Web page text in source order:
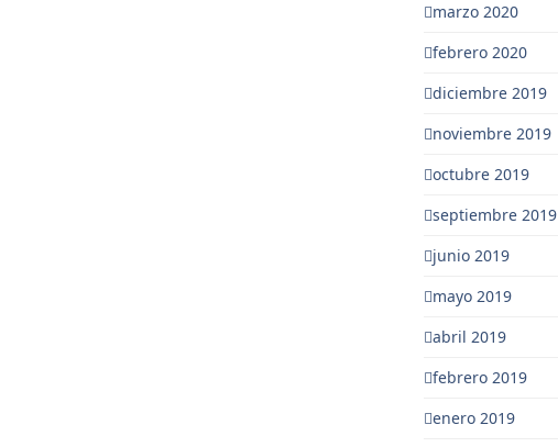
marzo 2020
febrero 2020
diciembre 2019
noviembre 2019
octubre 2019
septiembre 2019
junio 2019
mayo 2019
abril 2019
febrero 2019
enero 2019